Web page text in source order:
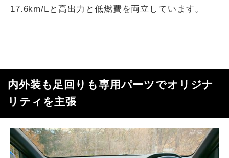
17.6km/Lと高出力と低燃費を両立しています。
内外装も足回りも専用パーツでオリジナ
リティを主張